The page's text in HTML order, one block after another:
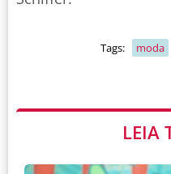
Tags: moda
LEIA